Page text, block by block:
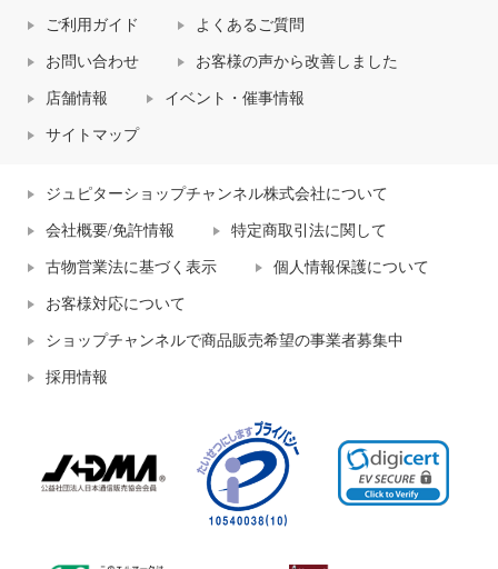
ご利用ガイド よくあるご質問
お問い合わせ お客様の声から改善しました
店舗情報 イベント・催事情報
サイトマップ
ジュピターショップチャンネル株式会社について
会社概要/免許情報 特定商取引法に関して
古物営業法に基づく表示 個人情報保護について
お客様対応について
ショップチャンネルで商品販売希望の事業者募集中
採用情報